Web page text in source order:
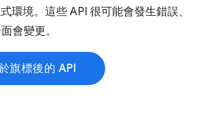
環境。這些 API 很可能會發生錯誤、
會變更。
旗標後的 API